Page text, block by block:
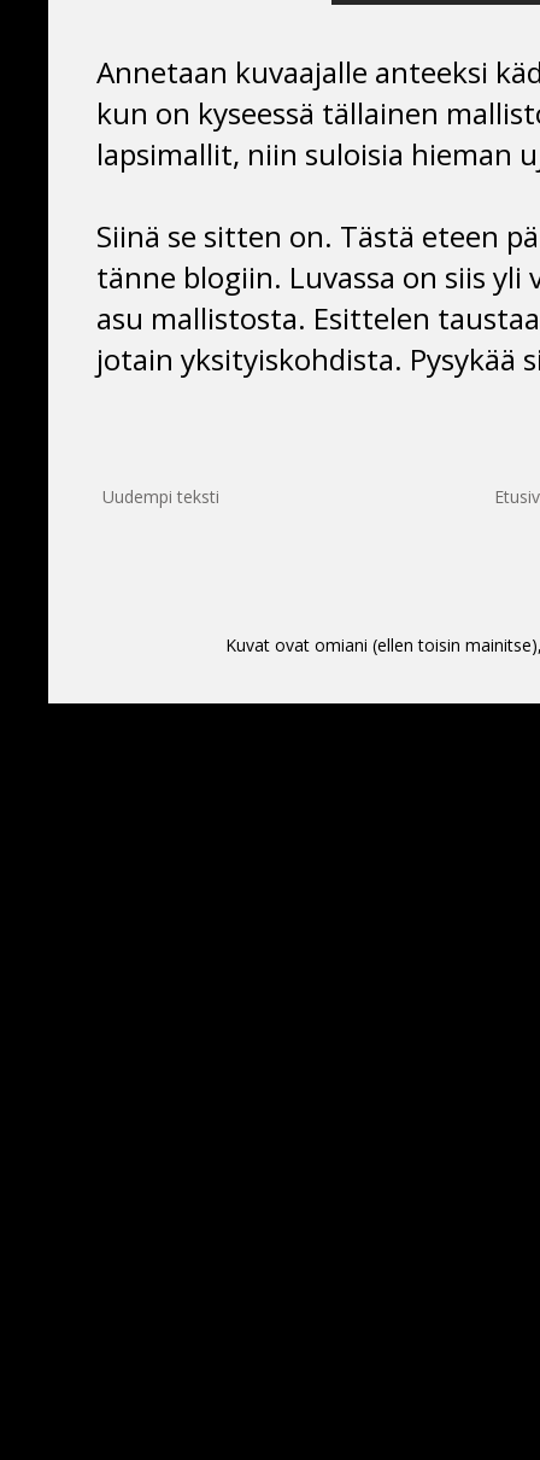
Annetaan kuvaajalle anteeksi
kun on kyseessä tällainen
lapsimallit, niin suloisia hieman
Siinä se sitten on. Tästä eteen
tänne blogiin. Luvassa on siis
asu mallistosta. Esittelen
jotain yksityiskohdista. Pysykää
Uudempi teksti
Kuvat ovat omiani (ellen toisin